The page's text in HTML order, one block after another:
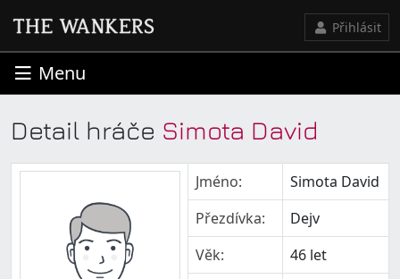
Přihlásit
Menu
Detail hráče Simota David
Jméno:
Simota David
Přezdívka:
Dejv
Věk:
46 let